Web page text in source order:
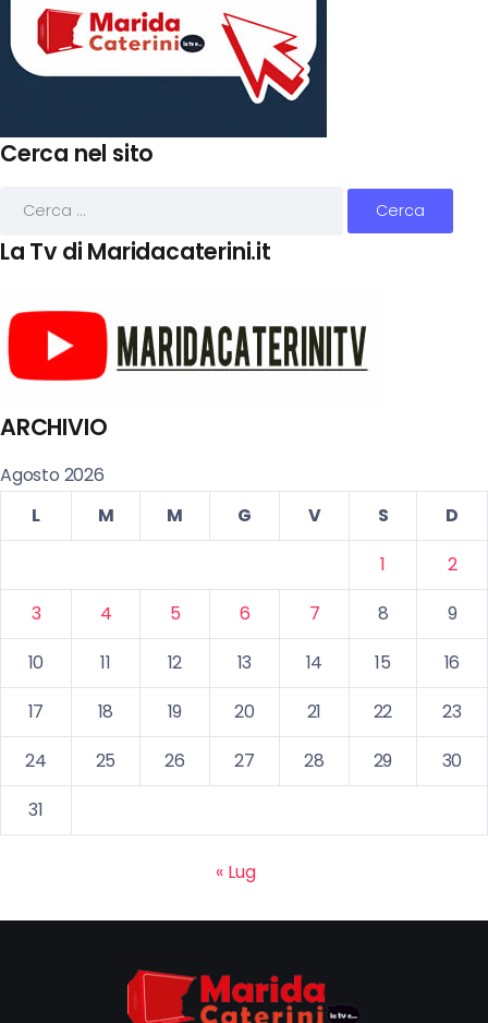
Cerca nel sito
La Tv di Maridacaterini.it
ARCHIVIO
Agosto 2026
L
M M G V S
D
1
2
3
4 5 6 7 8
9
10
11 12 13 14 15
16
17
18 19 20 21 22
23
24
25 26 27 28 29
30
31
« Lug